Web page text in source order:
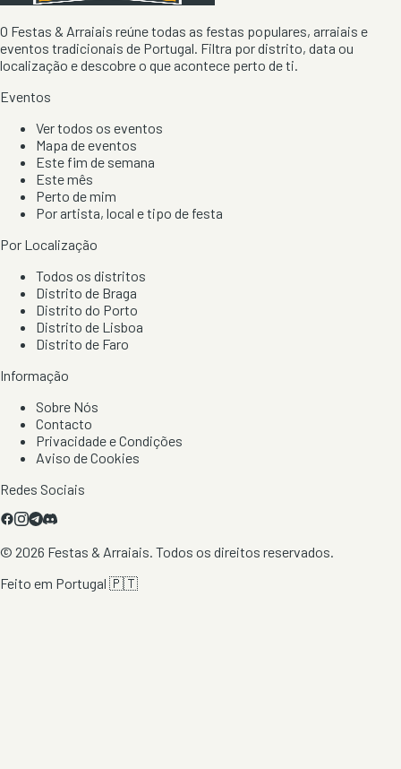
O Festas & Arraiais reúne todas as festas populares, arraiais e
eventos tradicionais de Portugal. Filtra por distrito, data ou
localização e descobre o que acontece perto de ti.
Eventos
Ver todos os eventos
Mapa de eventos
Este fim de semana
Este mês
Perto de mim
Por artista, local e tipo de festa
Por Localização
Todos os distritos
Distrito de Braga
Distrito do Porto
Distrito de Lisboa
Distrito de Faro
Informação
Sobre Nós
Contacto
Privacidade e Condições
Aviso de Cookies
Redes Sociais
© 2026 Festas & Arraiais. Todos os direitos reservados.
Feito em Portugal 🇵🇹